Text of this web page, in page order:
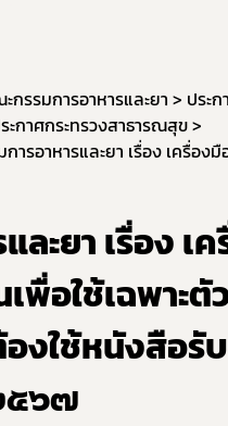
กรรมการอาหารและยา
ประ
ะกาศกระทรวงสาธารณสุข
ะยา เรื่อง เ
พื่อใช้เฉพาะตั
งใช้หนังสือรั
๕๖๗